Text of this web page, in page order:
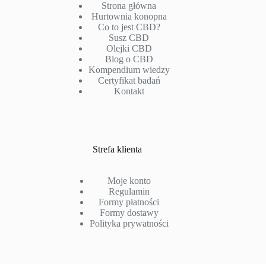
Strona główna
Hurtownia konopna
Co to jest CBD?
Susz CBD
Olejki CBD
Blog o CBD
Kompendium wiedzy
Certyfikat badań
Kontakt
Strefa klienta
Moje konto
Regulamin
Formy płatności
Formy dostawy
Polityka prywatności